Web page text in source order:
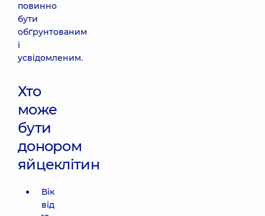
повинно
бути
обґрунтованим
і
усвідомленим.
Хто
може
бути
донором
яйцеклітин
Вік
від